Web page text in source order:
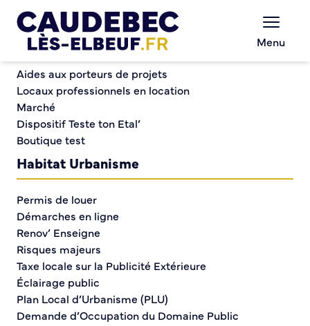
Menu
« Idéfix, la grande histoire d’un petit chien » à la
médiathèque
« Idéfix, la grande
histoire d’un petit chien
» à la médiathèque
Chèques-cadeaux municipaux – Soutenez le
Aides aux porteurs de projets
Locaux professionnels en location
Marché
Dispositif Teste ton Etal’
Boutique test
Habitat Urbanisme
Permis de louer
Démarches en ligne
Renov’ Enseigne
Risques majeurs
Taxe locale sur la Publicité Extérieure
Éclairage public
Plan Local d’Urbanisme (PLU)
Demande d’Occupation du Domaine Public